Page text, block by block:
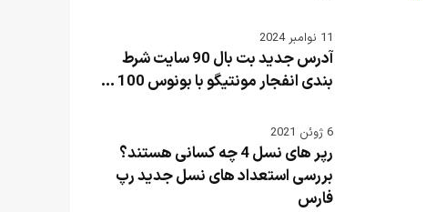
11 نوامبر 2024
آدرس جدید بت بال 90 سایت شرط
بندی انفجار مونتیگو با بونوس 100 ...
6 ژوئن 2021
رپر های نسل 4 چه کسانی هستند؟
بررسی استعداد های نسل جدید رپ
فارس